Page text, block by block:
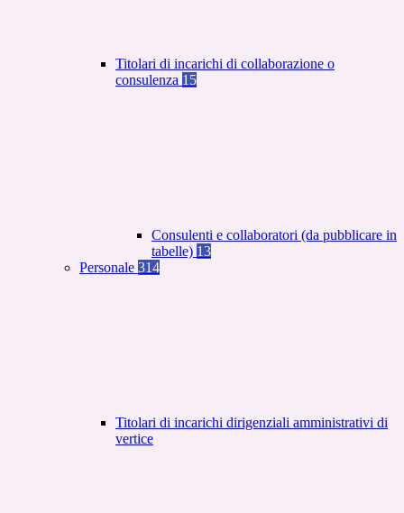
Titolari di incarichi di collaborazione o
consulenza 15
Consulenti e collaboratori (da pubblicare in
tabelle) 13
Personale 314
Titolari di incarichi dirigenziali amministrativi di
vertice